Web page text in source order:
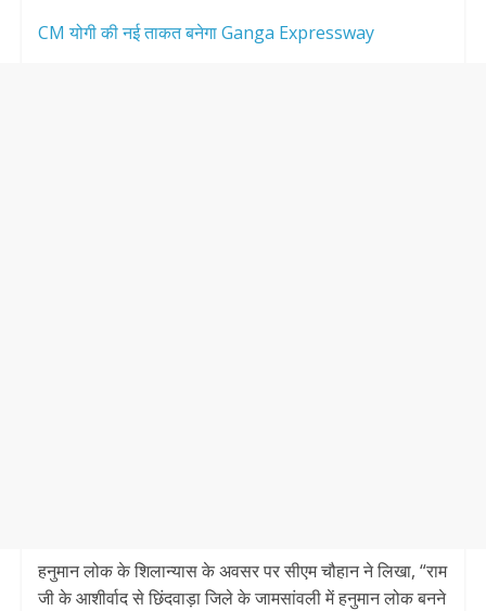
CM योगी की नई ताकत बनेगा Ganga Expressway
हनुमान लोक के शिलान्यास के अवसर पर सीएम चौहान ने लिखा, “राम
जी के आशीर्वाद से छिंदवाड़ा जिले के जामसांवली में हनुमान लोक बनने